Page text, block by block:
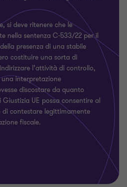
si deve ritenere che le
nella sentenza C-533/22 per il
presenza di una stabile
costituire una sorta di
l’attività di controllo,
interpretazione
discostare da quanto
UE possa consentire al
contestare legittimamente
fiscale.